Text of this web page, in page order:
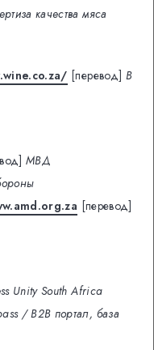
качества мяса
[перевод] В
МВД
[перевод]
Unity South Africa
/ B2B портал, база